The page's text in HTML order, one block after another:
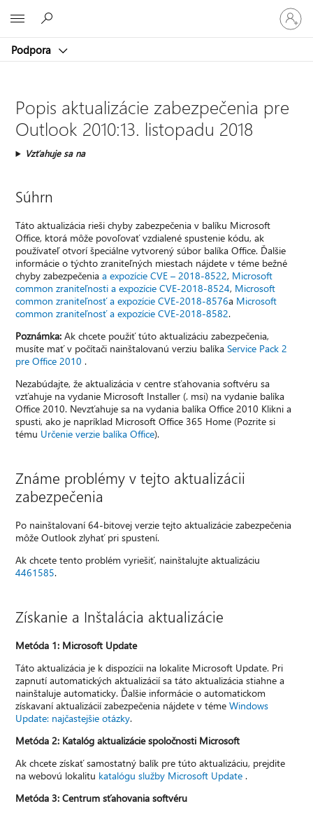
Podpora
Prihláste
sa
k
kontu
Popis aktualizácie zabezpečenia pre
Outlook 2010:13. listopadu 2018
Vzťahuje sa na
Súhrn
Táto aktualizácia rieši chyby zabezpečenia v balíku Microsoft
Office, ktorá môže povoľovať vzdialené spustenie kódu, ak
používateľ otvorí špeciálne vytvorený súbor balíka Office. Ďalšie
informácie o týchto zraniteľných miestach nájdete v téme bežné
chyby zabezpečeniaa expozície CVE – 2018-8522, Microsoft
common zraniteľnosti a expozície CVE-2018-8524, Microsoft
common zraniteľnosť a expozície CVE-2018-8576a Microsoft
common zraniteľnosť a expozície CVE-2018-8582.
Poznámka:Ak chcete použiť túto aktualizáciu zabezpečenia,
musíte mať v počítači nainštalovanú verziu balíkaService Pack 2
pre Office 2010 .
Nezabúdajte, že aktualizácia v centre sťahovania softvéru sa
vzťahuje na vydanie Microsoft Installer (. msi) na vydanie balíka
Office 2010. Nevzťahuje sa na vydania balíka Office 2010 Klikni a
spusti, ako je napríklad Microsoft Office 365 Home (Pozrite si
tému Určenie verzie balíka Office).
Známe problémy v tejto aktualizácii
zabezpečenia
Po nainštalovaní 64-bitovej verzie tejto aktualizácie zabezpečenia
môže Outlook zlyhať pri spustení.
Ak chcete tento problém vyriešiť, nainštalujte aktualizáciu
4461585.
Získanie a Inštalácia aktualizácie
Metóda 1: Microsoft Update
Táto aktualizácia je k dispozícii na lokalite Microsoft Update. Pri
zapnutí automatických aktualizácií sa táto aktualizácia stiahne a
nainštaluje automaticky. Ďalšie informácie o automatickom
získavaní aktualizácií zabezpečenia nájdete v témeWindows
Update: najčastejšie otázky.
Metóda 2: Katalóg aktualizácie spoločnosti Microsoft
Ak chcete získať samostatný balík pre túto aktualizáciu, prejdite
na webovú lokalitu katalógu služby Microsoft Update .
Metóda 3: Centrum sťahovania softvéru